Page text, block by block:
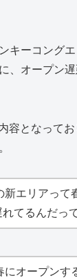
キーコング
、オープン
容となって
新エリアって
れてるんだっ
にオープンす